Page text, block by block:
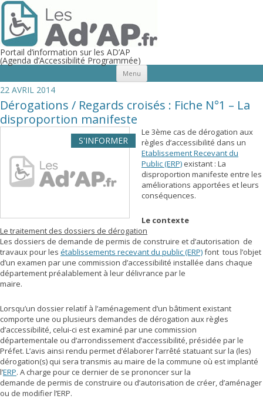
Portail d’information sur les AD’AP
(Agenda d’Accessibilité Programmée)
Menu
Aller au contenu principal
22 AVRIL 2014
Dérogations / Regards croisés : Fiche N°1 – La
disproportion manifeste
S'INFORMER
Le 3ème cas de dérogation aux
règles d’accessibilité dans un
Etablissement Recevant du
Public (ERP) existant : La
disproportion manifeste entre les
améliorations apportées et leurs
conséquences.
Le contexte
Le traitement des dossiers de dérogation
Les dossiers de demande de permis de construire et d’autorisation de
travaux pour les établissements recevant du public (ERP)font tous l’objet
d’un examen par une commission d’accessibilité installée dans chaque
département préalablement à leur délivrance par le
maire.
Lorsqu’un dossier relatif à l’aménagement d’un bâtiment existant
comporte une ou plusieurs demandes de dérogation aux règles
d’accessibilité, celui-ci est examiné par une commission
départementale ou d’arrondissement d’accessibilité, présidée par le
Préfet. L’avis ainsi rendu permet d’élaborer l’arrêté statuant sur la (les)
dérogation(s) qui sera transmis au maire de la commune où est implanté
l’ERP. A charge pour ce dernier de se prononcer sur la
demande de permis de construire ou d’autorisation de créer, d’aménager
ou de modifier l’ERP.